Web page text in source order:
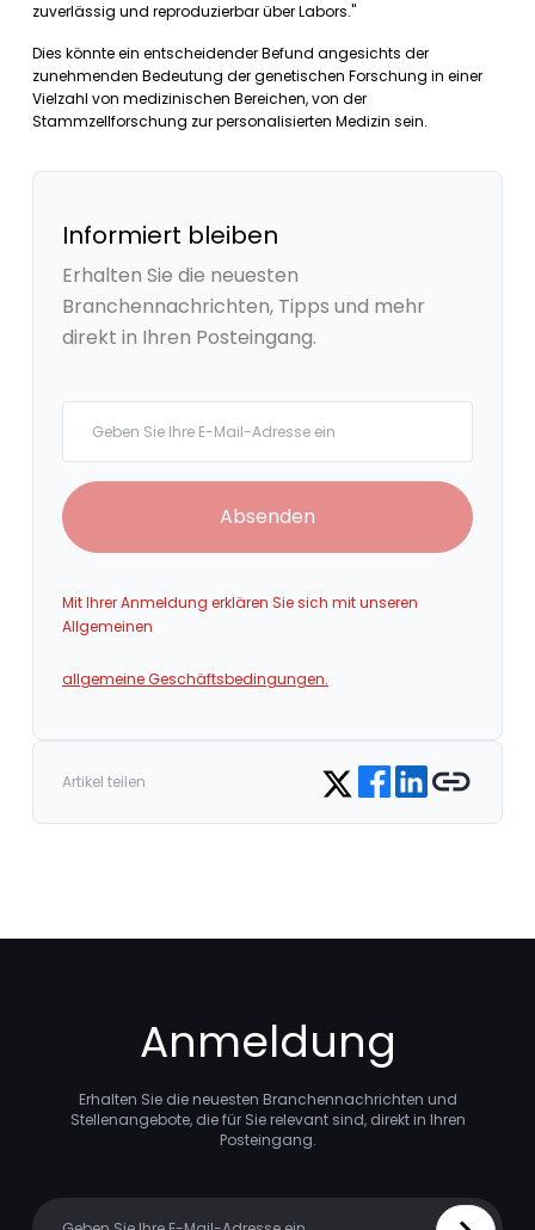
zuverlässig und reproduzierbar über Labors."
Dies könnte ein entscheidender Befund angesichts der
zunehmenden Bedeutung der genetischen Forschung in einer
Vielzahl von medizinischen Bereichen, von der
Stammzellforschung zur personalisierten Medizin sein.
Informiert bleiben
Erhalten Sie die neuesten
Branchennachrichten, Tipps und mehr
direkt in Ihren Posteingang.
Absenden
Mit Ihrer Anmeldung erklären Sie sich mit unseren
Allgemeinen
allgemeine Geschäftsbedingungen.
Artikel teilen Share on Twitter
Share on Facebook
Share on LinkedIn
Copy link
Anmeldung
Erhalten Sie die neuesten Branchennachrichten und
Stellenangebote, die für Sie relevant sind, direkt in Ihren
Posteingang.